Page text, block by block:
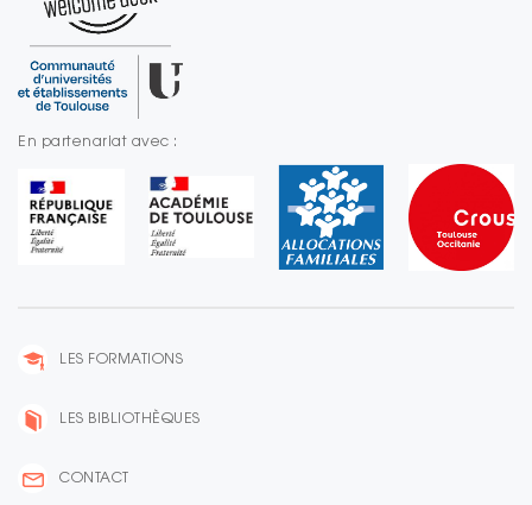
En partenariat avec :
LES FORMATIONS
LES BIBLIOTHÈQUES
CONTACT